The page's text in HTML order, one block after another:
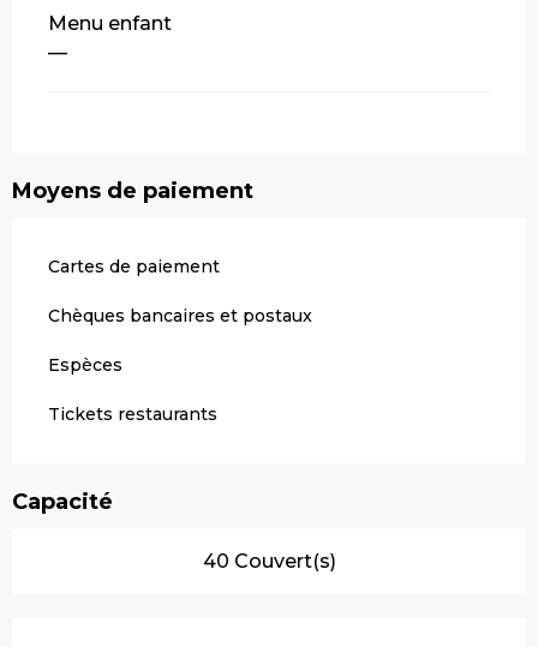
Menu enfant
—
Moyens de paiement
Cartes de paiement
Chèques bancaires et postaux
Espèces
Tickets restaurants
Capacité
40 Couvert(s)